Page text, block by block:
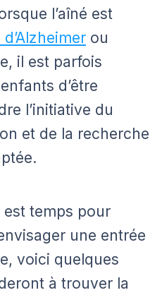
l’aîné est
ou
il est parfois
d’être
l’initiative du
et de la recherche
est temps pour
une entrée
voici quelques
à trouver la